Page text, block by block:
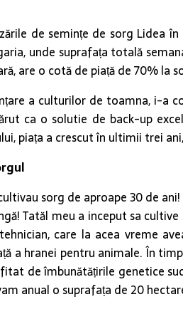
de semințe de sorg Lidea
unde suprafața totală
are o cotă de piață de 70% la
a culturilor de toamna, i-
ca o solutie de back-up
piața a crescut în ultimii trei
sorg de aproape 30 de
Tatăl meu a inceput sa
care la acea vreme
a hranei pentru animale. În
de îmbunătățirile genetice
anual o suprafața de 20